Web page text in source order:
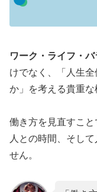
ワーク・ライフ・バ
けでなく、「人生
か」を考える貴重な
働き方を見直すこ
人との時間、そし
せん。